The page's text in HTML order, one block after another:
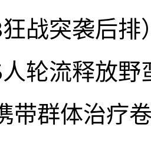
战突袭后排
轮流释放野
带群体治疗